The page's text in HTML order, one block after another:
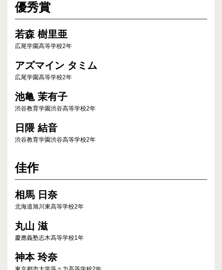
優秀賞
若森 樹里亜
広尾学園高等学校2年
アズマイン タミム
広尾学園高等学校2年
池亀 茉有子
渋谷教育学園渋谷高等学校2年
日隈 結音
渋谷教育学園渋谷高等学校2年
佳作
相馬 日奈
北海道旭川東高等学校2年
丸山 滋
慶應義塾志木高等学校1年
神本 玲奈